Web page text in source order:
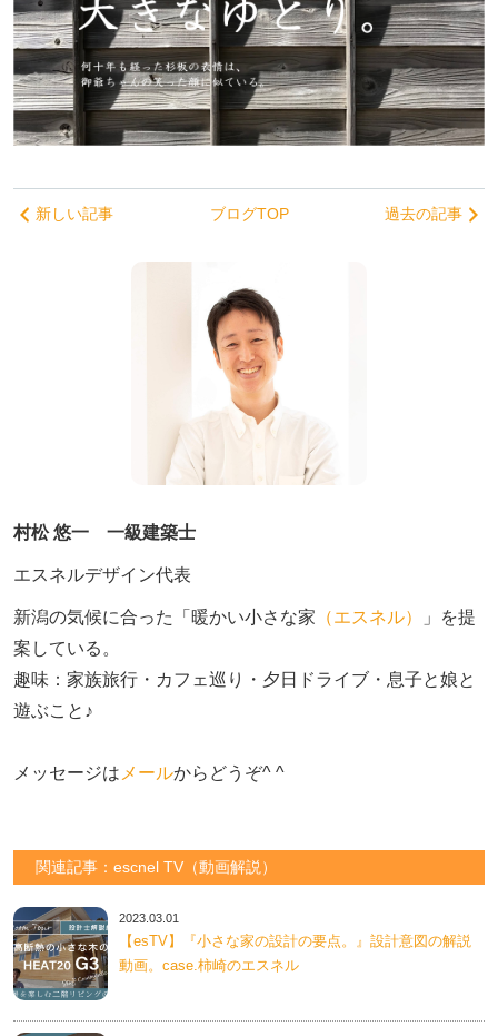
新しい記事 ブログTOP 過去の記事
村松 悠一 一級建築士
エスネルデザイン代表
新潟の気候に合った「暖かい小さな家 （エスネル）
」を提
案している。
趣味：家族旅行・カフェ巡り・夕日ドライブ・息子と娘と
遊ぶこと♪
メッセージは メールからどうぞ^ ^
関連記事：escnel TV（動画解説）
2023.03.01
【esTV】『小さな家の設計の要点。』設計意図の解説
動画。case.柿崎のエスネル